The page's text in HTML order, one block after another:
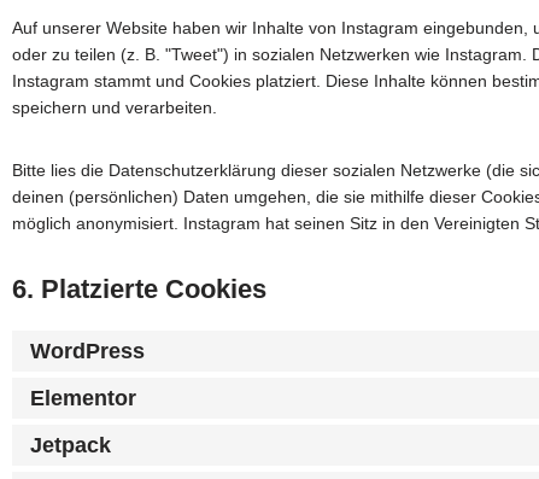
Auf unserer Website haben wir Inhalte von Instagram
oder zu teilen (z. B. "Tweet") in sozialen Netzwerken wie
Instagram stammt und Cookies platziert. Diese Inhalte können
speichern und verarbeiten.
Bitte lies die Datenschutzerklärung dieser sozialen Netzwerke (die
deinen (persönlichen) Daten umgehen, die sie mithilfe dieser
möglich anonymisiert. Instagram hat seinen Sitz in den Vereinigten
6. Platzierte Cookies
WordPress
Elementor
Jetpack